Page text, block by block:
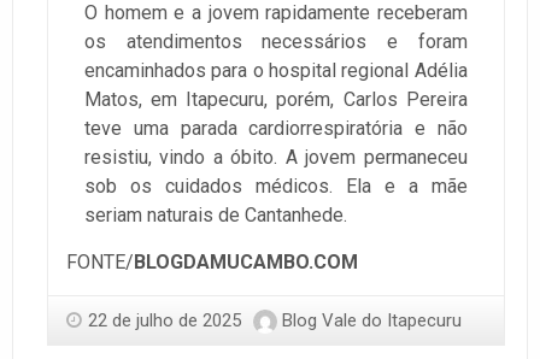
O homem e a jovem rapidamente receberam
os atendimentos necessários e foram
encaminhados para o hospital regional Adélia
Matos, em Itapecuru, porém, Carlos Pereira
teve uma parada cardiorrespiratória e não
resistiu, vindo a óbito. A jovem permaneceu
sob os cuidados médicos. Ela e a mãe
seriam naturais de Cantanhede.
FONTE/ BLOGDAMUCAMBO.COM
22 de julho de 2025 Blog Vale do Itapecuru